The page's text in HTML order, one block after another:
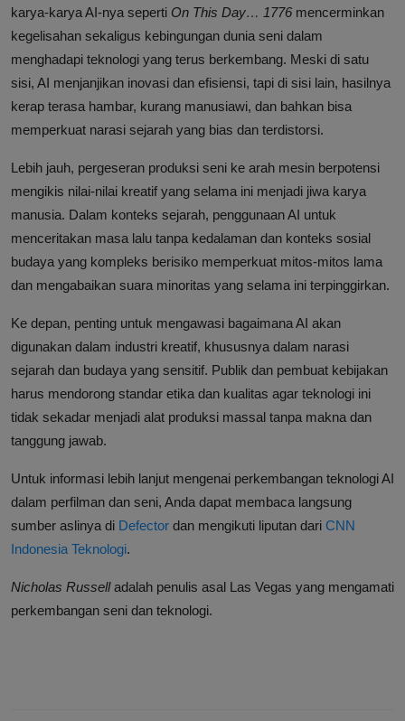
karya-karya AI-nya seperti On This Day… 1776 mencerminkan
kegelisahan sekaligus kebingungan dunia seni dalam
menghadapi teknologi yang terus berkembang. Meski di satu
sisi, AI menjanjikan inovasi dan efisiensi, tapi di sisi lain, hasilnya
kerap terasa hambar, kurang manusiawi, dan bahkan bisa
memperkuat narasi sejarah yang bias dan terdistorsi.
Lebih jauh, pergeseran produksi seni ke arah mesin berpotensi
mengikis nilai-nilai kreatif yang selama ini menjadi jiwa karya
manusia. Dalam konteks sejarah, penggunaan AI untuk
menceritakan masa lalu tanpa kedalaman dan konteks sosial
budaya yang kompleks berisiko memperkuat mitos-mitos lama
dan mengabaikan suara minoritas yang selama ini terpinggirkan.
Ke depan, penting untuk mengawasi bagaimana AI akan
digunakan dalam industri kreatif, khususnya dalam narasi
sejarah dan budaya yang sensitif. Publik dan pembuat kebijakan
harus mendorong standar etika dan kualitas agar teknologi ini
tidak sekadar menjadi alat produksi massal tanpa makna dan
tanggung jawab.
Untuk informasi lebih lanjut mengenai perkembangan teknologi AI
dalam perfilman dan seni, Anda dapat membaca langsung
sumber aslinya di Defector dan mengikuti liputan dari CNN
Indonesia Teknologi.
Nicholas Russelladalah penulis asal Las Vegas yang mengamati
perkembangan seni dan teknologi.